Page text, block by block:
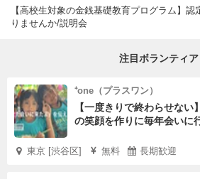
■無料体験・説明会について
て、運営、普及を進めています。
また、教育機関に所属される教職員
活動に限り、ご利用いただくことも
【高校生対象の金銭基礎教育プログラム】
りませんか/説明会
注目ボランティア
⁺one（プラスワン）
【一度きりで終わらせな
の笑顔を作りに毎年会いに
東京 [渋谷区] 無料 長期歓迎